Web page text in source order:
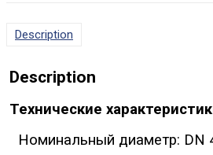
Description
Description
Технические
Номинальный диаметр: DN